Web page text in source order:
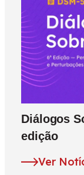
Diálogos
edição
Ver